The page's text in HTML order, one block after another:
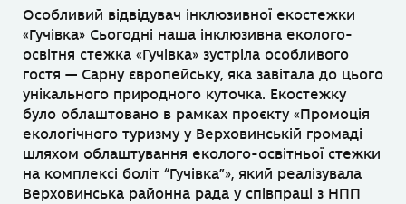
Особливий відвідувач інклюзивної екостежки
«Гучівка» Сьогодні наша інклюзивна еколого-
освітня стежка «Гучівка» зустріла особливого
гостя — Сарну європейську, яка завітала до цього
унікального природного куточка. Екостежку
було облаштовано в рамках проєкту «Промоція
екологічного туризму у Верховинській громаді
шляхом облаштування еколого-освітньої стежки
на комплексі боліт “Гучівка”», який реалізувала
Верховинська районна рада у співпраці з НПП